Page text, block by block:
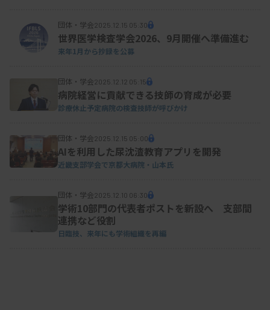
団体・学会2025.12.15 05:30
世界医学検査学会2026、9月開催へ準備進む
来年1月から抄録を公募
団体・学会2025.12.12 05:15
病院経営に貢献できる技師の育成が必要
診療休止予定病院の検査技師が呼びかけ
団体・学会2025.12.15 05:00
AIを利用した尿沈渣教育アプリを開発
近畿支部学会で京都大病院・山本氏
団体・学会2025.12.10 06:30
学術10部門の代表者ポストを新設へ 支部間
連携など役割
日臨技、来年にも学術組織を再編